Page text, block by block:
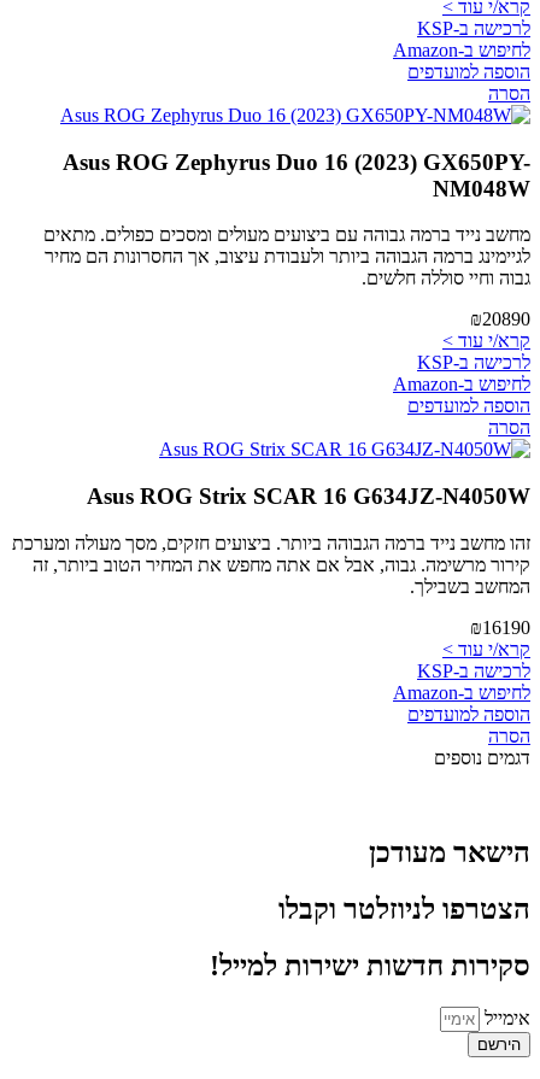
קרא/י עוד >
לרכישה ב-KSP
לחיפוש ב-Amazon
הוספה למועדפים
הסרה
Asus ROG Zephyrus Duo 16 (2023) GX650PY-
NM048W
מחשב נייד ברמה גבוהה עם ביצועים מעולים ומסכים כפולים. מתאים
לגיימינג ברמה הגבוהה ביותר ולעבודת עיצוב, אך החסרונות הם מחיר
גבוה וחיי סוללה חלשים.
₪20890
קרא/י עוד >
לרכישה ב-KSP
לחיפוש ב-Amazon
הוספה למועדפים
הסרה
Asus ROG Strix SCAR 16 G634JZ-N4050W
זהו מחשב נייד ברמה הגבוהה ביותר. ביצועים חזקים, מסך מעולה ומערכת
קירור מרשימה. גבוה, אבל אם אתה מחפש את המחיר הטוב ביותר, זה
המחשב בשבילך.
₪16190
קרא/י עוד >
לרכישה ב-KSP
לחיפוש ב-Amazon
הוספה למועדפים
הסרה
דגמים נוספים
הישאר מעודכן
הצטרפו לניוזלטר וקבלו
סקירות חדשות ישירות למייל!
אימייל
הירשם